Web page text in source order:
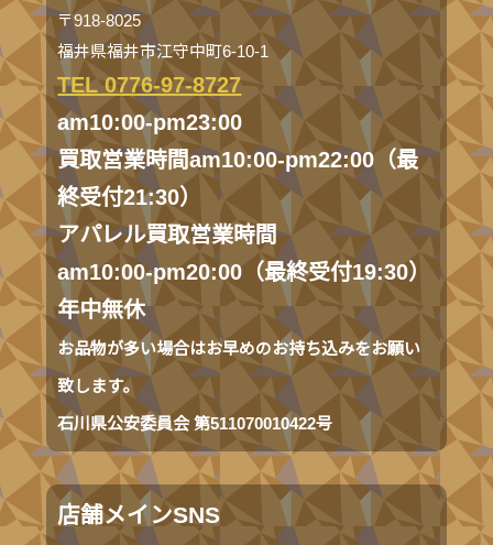
〒918-8025
福井県福井市江守中町6-10-1
TEL 0776-97-8727
am10:00-pm23:00
買取営業時間am10:00-pm22:00（最
終受付21:30）
アパレル買取営業時間
am10:00-pm20:00（最終受付19:30）
年中無休
お品物が多い場合はお早めのお持ち込みをお願い
致します。
石川県公安委員会 第511070010422号
店舗メインSNS